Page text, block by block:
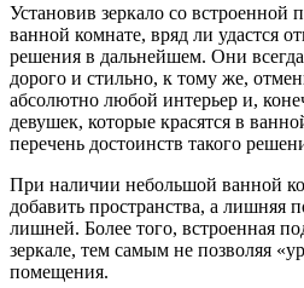
Установив зеркало со встроенной
ванной комнате, вряд ли удастся
решения в дальнейшем. Они всегда
дорого и стильно, к тому же,
абсолютно любой интерьер и,
девушек, которые красятся в
перечень достоинств такого
При наличии небольшой ванной
добавить пространства, а лишняя
лишней. Более того, встроенная
зеркале, тем самым не позволяя
помещения.